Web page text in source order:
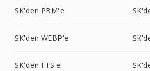
SK'den PBM'e
SK'den WEBP'e
SK'den FTS'e